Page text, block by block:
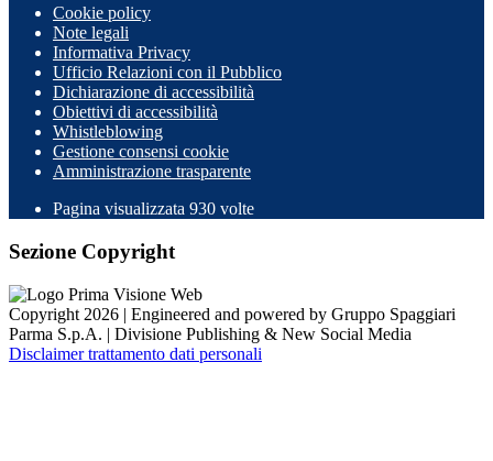
Cookie policy
Note legali
Informativa Privacy
Ufficio Relazioni con il Pubblico
Dichiarazione di accessibilità
Obiettivi di accessibilità
Whistleblowing
Gestione consensi cookie
Amministrazione trasparente
Pagina visualizzata 930 volte
Sezione Copyright
Copyright 2026 | Engineered and powered by Gruppo Spaggiari
Parma S.p.A. | Divisione Publishing & New Social Media
Disclaimer trattamento dati personali